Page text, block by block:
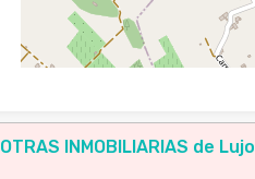
OTRAS INMOBILIARIAS de Lujo